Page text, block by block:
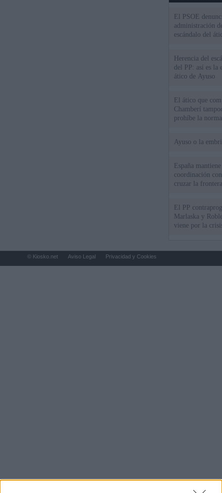
El PSOE
administración
escándalo del
Herencia del
del PP: así es la
ático de Ayuso
El ático que
Chamberí
prohíbe la
Ayuso o la
España
coordinación
cruzar la
El PP
Marlaska y
viene por la
© Kiosko.net Aviso Legal Privacidad y Cookies